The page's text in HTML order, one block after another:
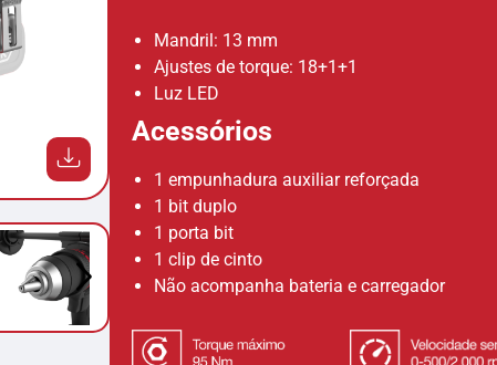
Mandril: 13 mm
Ajustes de torque: 18+1+1
Luz LED
Acessórios
1 empunhadura auxiliar reforçada
1 bit duplo
1 porta bit
1 clip de cinto
Não acompanha bateria e carregador